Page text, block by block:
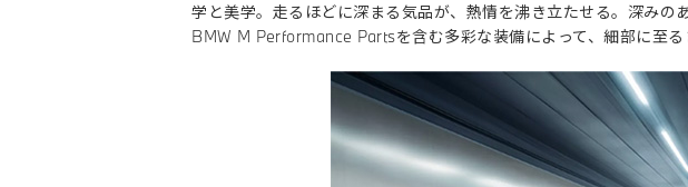
学と美学。走るほどに深まる気品が、熱情を沸き立たせる。深み
BMW M Performance Partsを含む多彩な装備によって、細部に至